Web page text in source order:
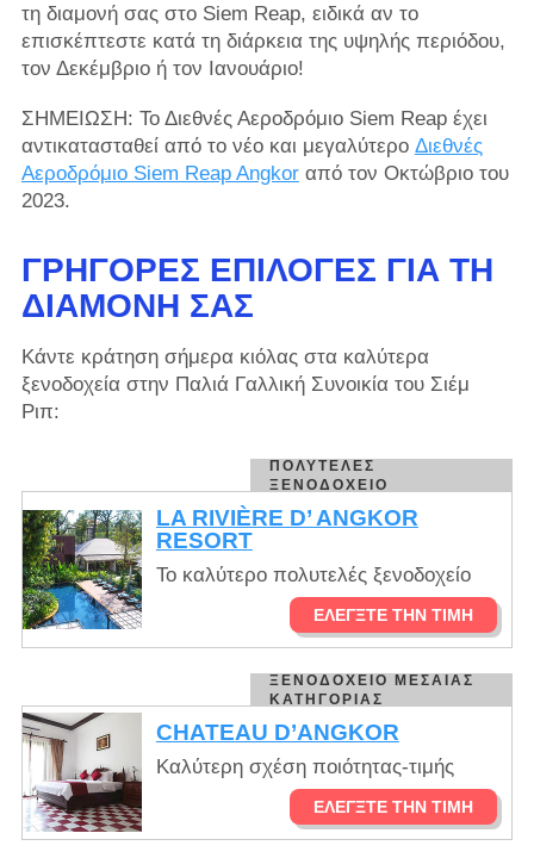
τη διαμονή σας στο Siem Reap, ειδικά αν το
επισκέπτεστε κατά τη διάρκεια της υψηλής περιόδου,
τον Δεκέμβριο ή τον Ιανουάριο!
ΣΗΜΕΙΩΣΗ: Το Διεθνές Αεροδρόμιο Siem Reap έχει
αντικατασταθεί από το νέο και μεγαλύτερο Διεθνές
Αεροδρόμιο Siem Reap Angkorαπό τον Οκτώβριο του
2023.
ΓΡΉΓΟΡΕΣ ΕΠΙΛΟΓΈΣ ΓΙΑ ΤΗ
ΔΙΑΜΟΝΉ ΣΑΣ
Κάντε κράτηση σήμερα κιόλας στα καλύτερα
ξενοδοχεία στην Παλιά Γαλλική Συνοικία του Σιέμ
Ριπ:
ΠΟΛΥΤΕΛΈΣ
ΞΕΝΟΔΟΧΕΊΟ
LA RIVIÈRE D’ ANGKOR
RESORT
Το καλύτερο πολυτελές ξενοδοχείο
ΕΛΈΓΞΤΕ ΤΗΝ ΤΙΜΉ
ΞΕΝΟΔΟΧΕΊΟ ΜΕΣΑΊΑΣ
ΚΑΤΗΓΟΡΊΑΣ
CHATEAU D’ANGKOR
Καλύτερη σχέση ποιότητας-τιμής
ΕΛΈΓΞΤΕ ΤΗΝ ΤΙΜΉ